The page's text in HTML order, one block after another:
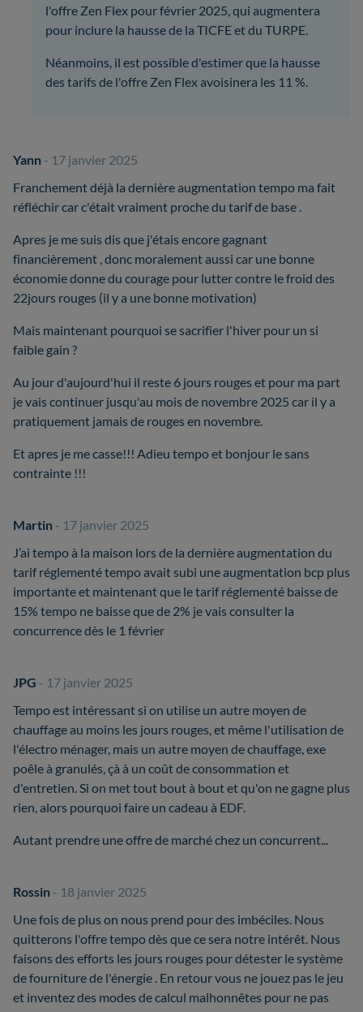
l'offre Zen Flex pour février 2025, qui augmentera
pour inclure la hausse de la TICFE et du TURPE.
Néanmoins, il est possible d'estimer que la hausse
des tarifs de l'offre Zen Flex avoisinera les 11 %.
Yann - 17 janvier 2025
Franchement déjà la dernière augmentation tempo ma fait
réfléchir car c'était vraiment proche du tarif de base .
Apres je me suis dis que j'étais encore gagnant
financièrement , donc moralement aussi car une bonne
économie donne du courage pour lutter contre le froid des
22jours rouges (il y a une bonne motivation)
Mais maintenant pourquoi se sacrifier l'hiver pour un si
faible gain ?
Au jour d'aujourd'hui il reste 6 jours rouges et pour ma part
je vais continuer jusqu'au mois de novembre 2025 car il y a
pratiquement jamais de rouges en novembre.
Et apres je me casse!!! Adieu tempo et bonjour le sans
contrainte !!!
Martin - 17 janvier 2025
J’ai tempo à la maison lors de la dernière augmentation du
tarif réglementé tempo avait subi une augmentation bcp plus
importante et maintenant que le tarif réglementé baisse de
15% tempo ne baisse que de 2% je vais consulter la
concurrence dès le 1 février
JPG - 17 janvier 2025
Tempo est intéressant si on utilise un autre moyen de
chauffage au moins les jours rouges, et même l'utilisation de
l'électro ménager, mais un autre moyen de chauffage, exe
poêle à granulés, çà à un coût de consommation et
d'entretien. Si on met tout bout à bout et qu'on ne gagne plus
rien, alors pourquoi faire un cadeau à EDF.
Autant prendre une offre de marché chez un concurrent...
Rossin - 18 janvier 2025
Une fois de plus on nous prend pour des imbéciles. Nous
quitterons l'offre tempo dès que ce sera notre intérêt. Nous
faisons des efforts les jours rouges pour détester le système
de fourniture de l'énergie . En retour vous ne jouez pas le jeu
et inventez des modes de calcul malhonnêtes pour ne pas